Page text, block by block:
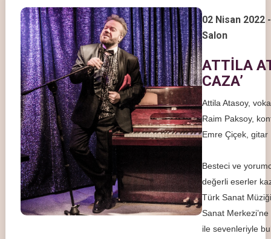
02 Nisan 2022
Salon
ATTİLA
CAZA’
Attila Atasoy,
Raim Paksoy,
Emre Çiçek, gitar
Besteci ve
değerli eserler
Türk Sanat
Sanat
ile sevenleriyle